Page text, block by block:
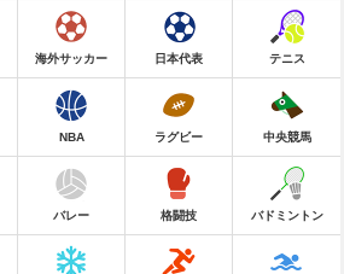
海外サッカー 日本代表 テニス
NBA ラグビー 中央競馬
バレー 格闘技 バドミントン